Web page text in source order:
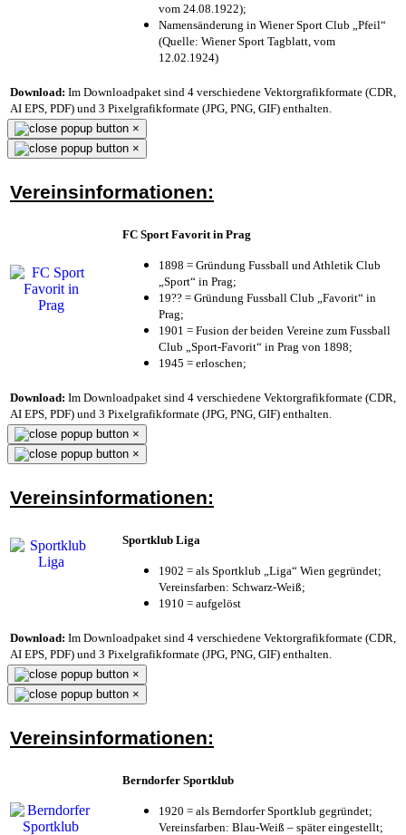
vom 24.08.1922);
Namensänderung in Wiener Sport Club „Pfeil“
(Quelle: Wiener Sport Tagblatt, vom
12.02.1924)
Download: Im Downloadpaket sind 4 verschiedene Vektorgrafikformate (CDR,
AI EPS, PDF) und 3 Pixelgrafikformate (JPG, PNG, GIF) enthalten.
×
×
Vereinsinformationen:
FC Sport Favorit in Prag
1898 = Gründung Fussball und Athletik Club
„Sport“ in Prag;
19?? = Gründung Fussball Club „Favorit“ in
Prag;
1901 = Fusion der beiden Vereine zum Fussball
Club „Sport-Favorit“ in Prag von 1898;
1945 = erloschen;
Download: Im Downloadpaket sind 4 verschiedene Vektorgrafikformate (CDR,
AI EPS, PDF) und 3 Pixelgrafikformate (JPG, PNG, GIF) enthalten.
×
×
Vereinsinformationen:
Sportklub Liga
1902 = als Sportklub „Liga“ Wien gegründet;
Vereinsfarben: Schwarz-Weiß;
1910 = aufgelöst
Download: Im Downloadpaket sind 4 verschiedene Vektorgrafikformate (CDR,
AI EPS, PDF) und 3 Pixelgrafikformate (JPG, PNG, GIF) enthalten.
×
×
Vereinsinformationen:
Berndorfer Sportklub
1920 = als Berndorfer Sportklub gegründet;
Vereinsfarben: Blau-Weiß – später eingestellt;